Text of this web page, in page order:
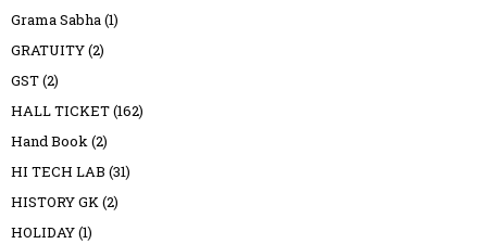
Grama Sabha(1)
GRATUITY(2)
GST(2)
HALL TICKET(162)
Hand Book(2)
HI TECH LAB (31)
HISTORY GK(2)
HOLIDAY(1)